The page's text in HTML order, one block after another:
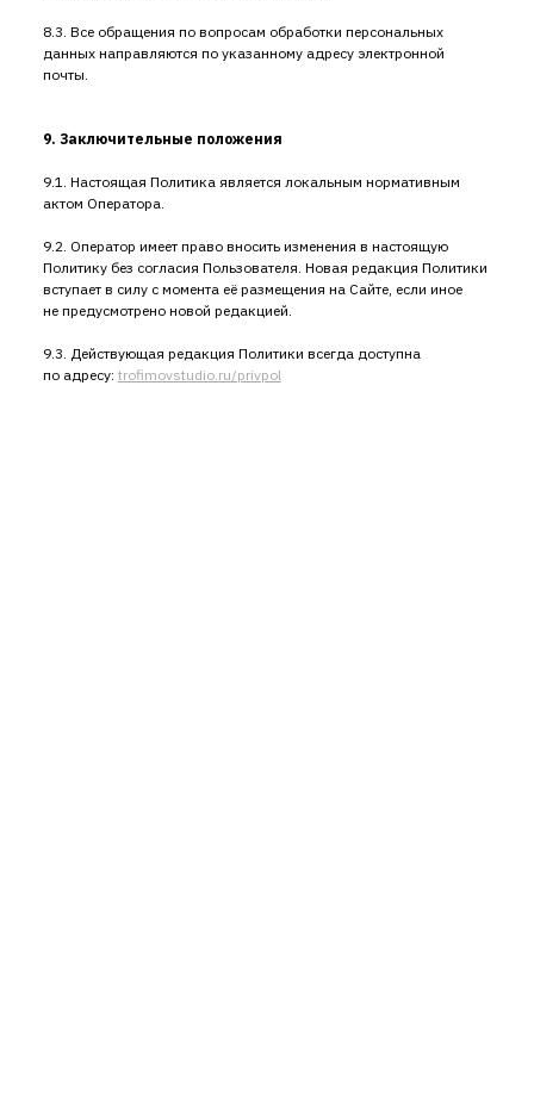
8.3. Все обращения по вопросам обработки персональных
данных направляются по указанному адресу электронной
почты.
9. Заключительные положения
9.1. Настоящая Политика является локальным нормативным
актом Оператора.
9.2. Оператор имеет право вносить изменения в настоящую
Политику без согласия Пользователя. Новая редакция Политики
вступает в силу с момента её размещения на Сайте, если иное
не предусмотрено новой редакцией.
9.3. Действующая редакция Политики всегда доступна
по адресу: trofimovstudio.ru/privpol